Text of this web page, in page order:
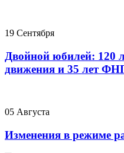
19 Сентября
Двойной юбилей: 120
движения и 35 лет
05 Августа
Изменения в режиме